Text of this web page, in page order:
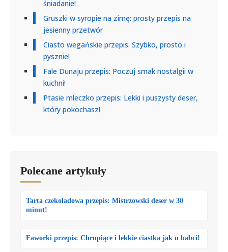
śniadanie!
Gruszki w syropie na zimę: prosty przepis na
jesienny przetwór
Ciasto wegańskie przepis: Szybko, prosto i
pysznie!
Fale Dunaju przepis: Poczuj smak nostalgii w
kuchni!
Ptasie mleczko przepis: Lekki i puszysty deser,
który pokochasz!
Polecane artykuły
Tarta czekoladowa przepis: Mistrzowski deser w 30
minut!
Faworki przepis: Chrupiące i lekkie ciastka jak u babci!